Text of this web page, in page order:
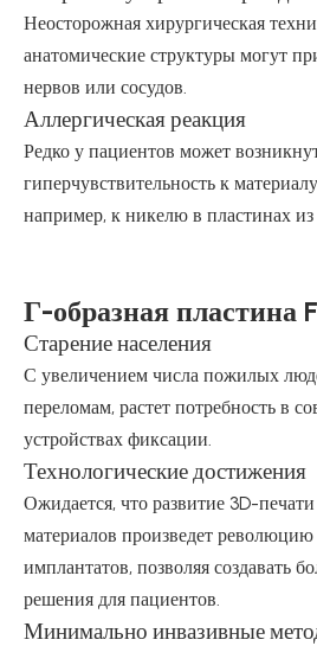
Неосторожная хирургическая
анатомические структуры могут
нервов или сосудов.
Аллергическая реакция
Редко у пациентов может
гиперчувствительность к
например, к никелю в пластинах
Г-образная пластина
Старение населения
С увеличением числа пожилых
переломам, растет потребность в
устройствах фиксации.
Технологические достижения
Ожидается, что развитие 3D-
материалов произведет
имплантатов, позволяя создавать
решения для пациентов.
Минимально инвазивные